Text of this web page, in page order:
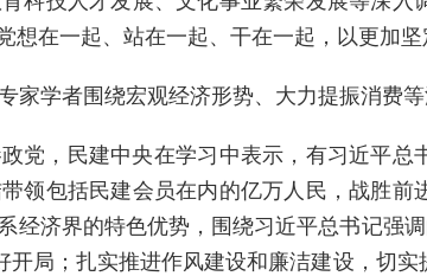
在一起、站在一起、干在一起，以更加
学者围绕宏观经济形势、大力提振消费等
，民建中央在学习中表示，有习近平总
领包括民建会员在内的亿万人民，战胜
济界的特色优势，围绕习近平总书记强
局；扎实推进作风建设和廉洁建设，切